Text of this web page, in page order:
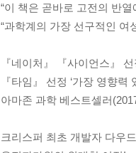
“이 책은 곧바로 고전의 반
“과학계의 가장 선구적인 여
『네이처』 『사이언스』
『타임』 선정 ‘가장 영향력
아마존 과학 베스트셀러
크리스퍼 최초 개발자 다우